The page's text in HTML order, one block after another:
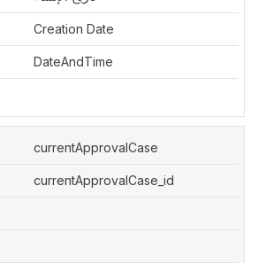
Creation Date
DateAndTime
currentApprovalCase
currentApprovalCase_id